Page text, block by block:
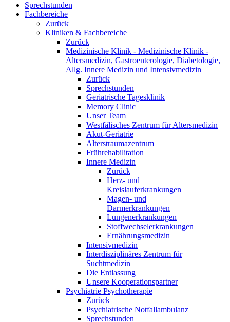
Sprechstunden
Fachbereiche
Zurück
Kliniken & Fachbereiche
Zurück
Medizinische Klinik - Medizinische Klinik -
Altersmedizin, Gastroenterologie, Diabetologie,
Allg. Innere Medizin und Intensivmedizin
Zurück
Sprechstunden
Geriatrische Tagesklinik
Memory Clinic
Unser Team
Westfälisches Zentrum für Altersmedizin
Akut-Geriatrie
Alterstraumazentrum
Frührehabilitation
Innere Medizin
Zurück
Herz- und
Kreislauferkrankungen
Magen- und
Darmerkrankungen
Lungenerkrankungen
Stoffwechselerkrankungen
Ernährungsmedizin
Intensivmedizin
Interdisziplinäres Zentrum für
Suchtmedizin
Die Entlassung
Unsere Kooperationspartner
Psychiatrie Psychotherapie
Zurück
Psychiatrische Notfallambulanz
Sprechstunden